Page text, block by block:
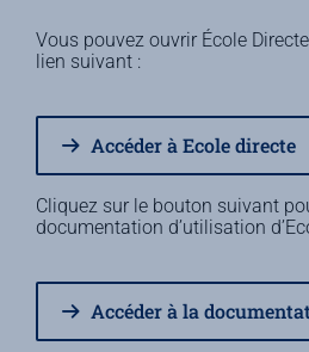
Vous pouvez ouvrir École
lien suivant :
Accéder à Ecole directe
Cliquez sur le bouton suivant
documentation d’utilisation
Accéder à la